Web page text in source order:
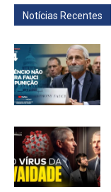
Notícias Recentes